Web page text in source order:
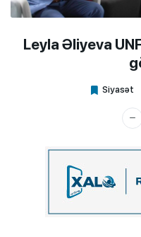
Leyla Əliyeva
Siyasət